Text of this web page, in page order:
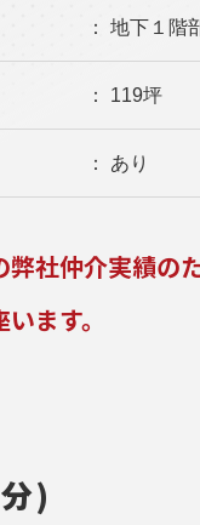
： 地下１階
： 119坪
： あり
社仲介実績の
ます。
)